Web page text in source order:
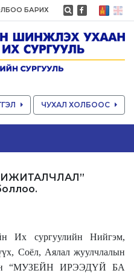
БАРИХ
ЧУХАЛ ХОЛБООС
Их сургуулийн Нийгэм,
Соёл, Аялал жуулчлалын
“МУЗЕЙН ИРЭЭДҮЙ БА